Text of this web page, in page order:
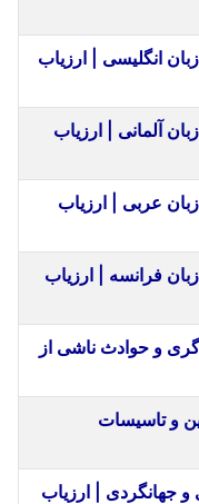
انگلیسی | ارزیاب
آلمانی | ارزیاب
عربی | ارزیاب
فرانسه | ارزیاب
و حوادث ناشی از
و تاسیسات
جهانگردی | ارزیاب